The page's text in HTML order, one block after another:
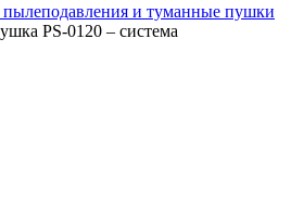
и туманные пушки
PS-0120 – система